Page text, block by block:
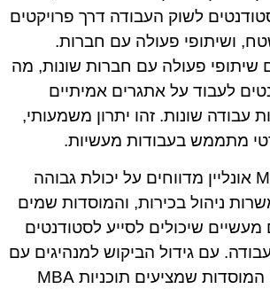
לשוק העבודה דרך פרויקטים
ושיתופי פעולה עם חברות.
שיתופי פעולה עם חברות שונות, מה
לעבוד על אתגרים אמיתיים
עבודה שונות. זהו יתרון משמעותי,
מתממש בעבודות מעשיות.
בוגרי תוכניות MBA אונליין מדווחים על יכולת גבוהה
ניהול בכירות, והמוסדות שמים
שיכולים לסייע לסטודנטים
עם גידול הביקוש למנהיגים עם
כישורים ניהוליים, המוסדות שמציעים תוכניות MBA